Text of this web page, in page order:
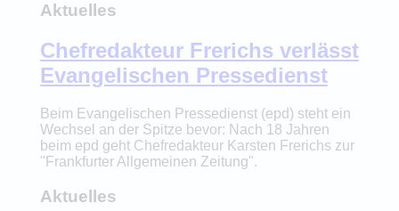
Aktuelles
Chefredakteur Frerichs verlässt
Evangelischen Pressedienst
Beim Evangelischen Pressedienst (epd) steht ein
Wechsel an der Spitze bevor: Nach 18 Jahren
beim epd geht Chefredakteur Karsten Frerichs zur
"Frankfurter Allgemeinen Zeitung".
Aktuelles